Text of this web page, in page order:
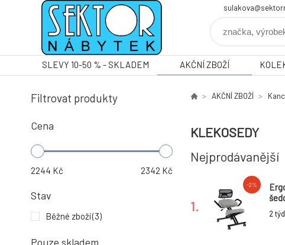
SLEVY 10-50 % - SKLADEM AKČNÍ ZBOŽÍ
Filtrovat produkty
Cena
2244 Kč 2342 Kč
Stav
Běžné zboží(3)
Pouze skladem
AKČNÍ ZBOŽÍ
KLEKOSEDY
Nejprodávanější
1.
-2%
2